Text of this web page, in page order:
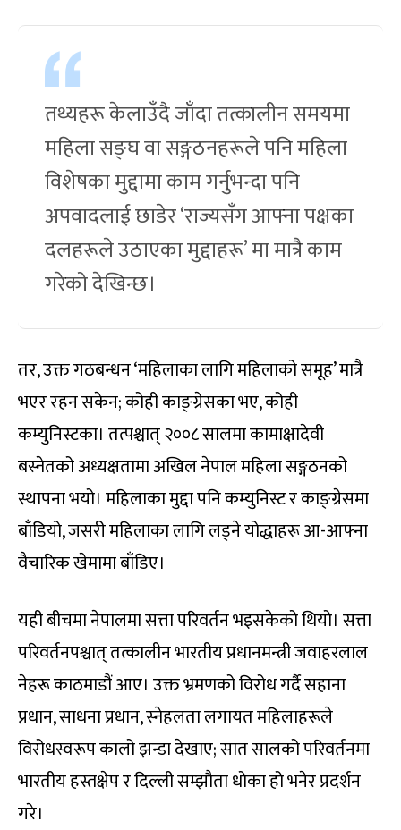
तथ्यहरू केलाउँदै जाँदा तत्कालीन समयमा
महिला सङ्घ वा सङ्गठनहरूले पनि महिला
विशेषका मुद्दामा काम गर्नुभन्दा पनि
अपवादलाई छाडेर ‘राज्यसँग आफ्ना पक्षका
दलहरूले उठाएका मुद्दाहरू’ मा मात्रै काम
गरेको देखिन्छ।
तर, उक्त गठबन्धन ‘महिलाका लागि महिलाको समूह’ मात्रै
भएर रहन सकेन; कोही काङ्ग्रेसका भए, कोही
कम्युनिस्टका। तत्पश्चात् २००८ सालमा कामाक्षादेवी
बस्नेतको अध्यक्षतामा अखिल नेपाल महिला सङ्गठनको
स्थापना भयो। महिलाका मुद्दा पनि कम्युनिस्ट र काङ्ग्रेसमा
बाँडियो, जसरी महिलाका लागि लड्ने योद्धाहरू आ-आफ्ना
वैचारिक खेमामा बाँडिए।
यही बीचमा नेपालमा सत्ता परिवर्तन भइसकेको थियो। सत्ता
परिवर्तनपश्चात् तत्कालीन भारतीय प्रधानमन्त्री जवाहरलाल
नेहरू काठमाडौं आए। उक्त भ्रमणको विरोध गर्दै सहाना
प्रधान, साधना प्रधान, स्नेहलता लगायत महिलाहरूले
विरोधस्वरूप कालो झन्डा देखाए; सात सालको परिवर्तनमा
भारतीय हस्तक्षेप र दिल्ली सम्झौता धोका हो भनेर प्रदर्शन
गरे।